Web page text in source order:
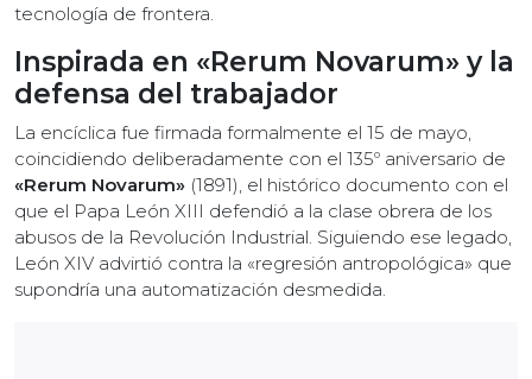
tecnología de frontera.
Inspirada en «Rerum Novarum» y la
defensa del trabajador
La encíclica fue firmada formalmente el 15 de mayo,
coincidiendo deliberadamente con el 135º aniversario de
«Rerum Novarum» (1891), el histórico documento con el
que el Papa León XIII defendió a la clase obrera de los
abusos de la Revolución Industrial. Siguiendo ese legado,
León XIV advirtió contra la «regresión antropológica» que
supondría una automatización desmedida.